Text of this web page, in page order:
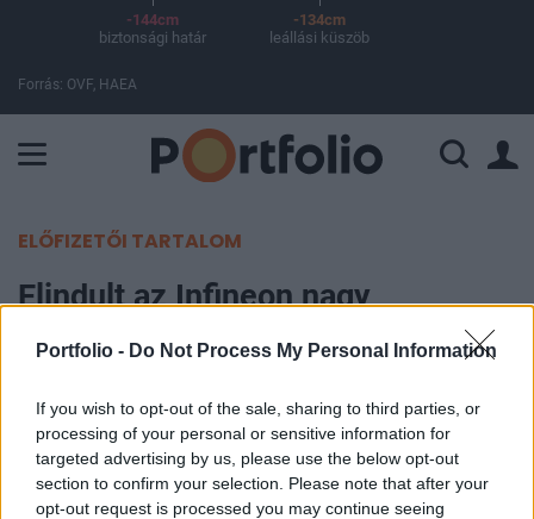
Portfolio - Do Not Process My Personal Information
If you wish to opt-out of the sale, sharing to third parties, or
processing of your personal or sensitive information for
targeted advertising by us, please use the below opt-out
section to confirm your selection. Please note that after your
opt-out request is processed you may continue seeing
-144cm
biztonsági határ
-134cm
leállási küszöb
Forrás: OVF, HAEA
ELŐFIZETŐI TARTALOM
Elindult az Infineon nagy
magyarországi beruházása
2019. szeptember 30. 17:37
A magyar autóipar termelési értéke egy éven belül